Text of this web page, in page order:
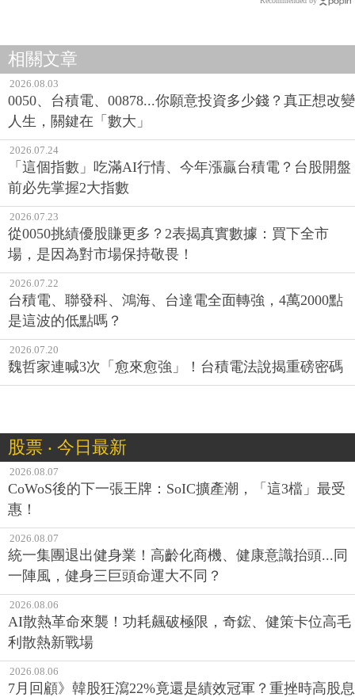
相關文章
2026.08.03
0050、台積電、00878...你願意投資多少錢？真正想改變
人生，關鍵在「數大」
2026.07.24
「這個指數」吃滿AI行情、今年漲贏台積電？台股開盤
前必先掌握2大指數
2026.07.23
從0050挑績優股賺更多？2表揭真實數據：買下全市
場，是因為對市場保持敬畏！
2026.07.22
台積電、聯發科、鴻海、台達電全面轉強，4萬2000點
是這波的低點嗎？
2026.07.20
魏哲家連喊3次「愈來愈強」！台積電法說揭重磅密碼
股票 ‧ 今日最新
2026.08.07
CoWoS後的下一張王牌：SoIC擴產潮，「這3檔」最受
惠！
2026.08.07
統一集團退出健身業！高齡化商機、健康意識抬頭...同
一陣風，健身三巨頭命運大不同？
2026.08.06
AI散熱革命來襲！功耗飆破極限，奇鋐、健策卡位高毛
利散熱新戰場
2026.08.06
7月回顧》韓股狂瀉22%竟還是績效冠軍？重挫時高股息